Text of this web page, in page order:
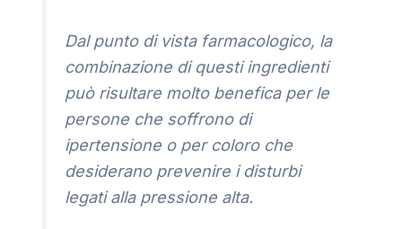
Dal punto di vista farmacologico, la
combinazione di questi ingredienti
può risultare molto benefica per le
persone che soffrono di
ipertensione o per coloro che
desiderano prevenire i disturbi
legati alla pressione alta.